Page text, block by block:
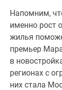
Экспертиза
новостроек
Экология
Москвы
Подмосковья
Студии
Напомним,
именно рост
жилья
премьер
в
регионах с
них стала